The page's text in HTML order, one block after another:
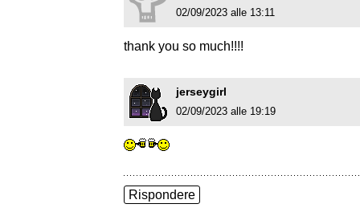
02/09/2023 alle 13:11
thank you so much!!!!
jerseygirl
02/09/2023 alle 19:19
Rispondere